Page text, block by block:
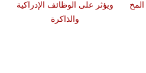
ويؤثر على الوظائف الإدراكية
والذاكرة